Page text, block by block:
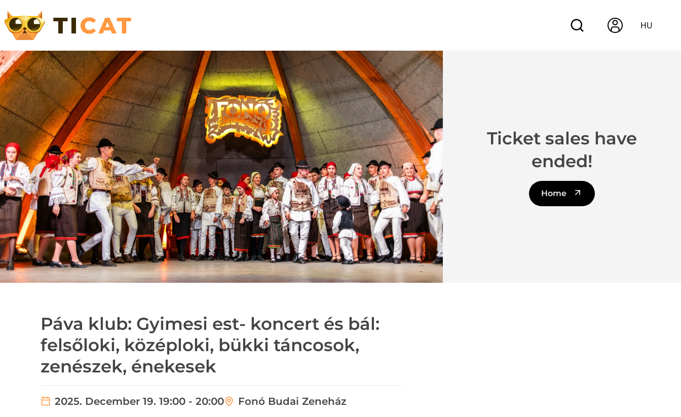
HU
Páva klub: Gyimesi est- koncert és bál:
felsőloki, középloki, bükki táncosok,
zenészek, énekesek
2025. December 19. 19:00 - 20:00 Fonó Budai Zeneház
Ticket sales have
ended!
Home